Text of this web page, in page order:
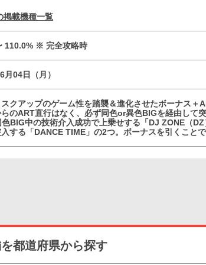
掲載機種一覧
110.0% ※ 完全攻略時
月04日（月）
クアップのゲーム性を踏襲＆進化させたボーナス＋
のART直行はなく、必ず同色or異色BIGを経由して突
BIG中の技術介入成功で上乗せする「DJ ZONE（
する「DANCE TIME」の2つ。ボーナスを引くこと
都道府県から探す